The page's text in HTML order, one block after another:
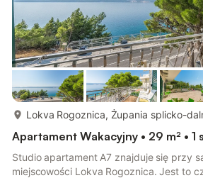
Lokva Rogoznica, Żupania splicko-
Apartament Wakacyjny • 29 m² • 1
Studio apartament A7 znajduje się przy
miejscowości Lokva Rogoznica. Jest to